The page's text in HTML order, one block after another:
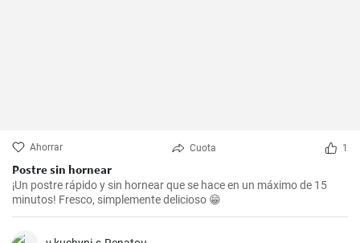
Ahorrar Cuota 1
Postre sin hornear
¡Un postre rápido y sin hornear que se hace en un máximo de 15
minutos! Fresco, simplemente delicioso 😁